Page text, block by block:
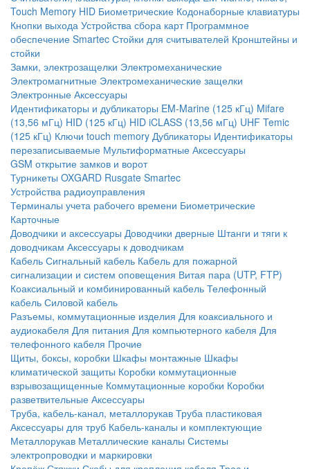
Touch Memory HID Биометрические Кодонаборные клавиатуры
Кнопки выхода Устройства сбора карт Программное
обеспечение Smartec Стойки для считывателей Кронштейны и
стойки
Замки, электрозащелки Электромеханические
Электромагнитные Электромеханические защелки
Электронные Аксессуары
Идентификаторы и дубликаторы EM-Marine (125 кГц) Mifare
(13,56 мГц) HID (125 кГц) HID iCLASS (13,56 мГц) UHF Temic
(125 кГц) Ключи touch memory Дубликаторы Идентификаторы
перезаписываемые Мультиформатные Аксессуары
GSM открытие замков и ворот
Турникеты OXGARD Rusgate Smartec
Устройства радиоуправления
Терминалы учета рабочего времени Биометрические
Карточные
Доводчики и аксессуары Доводчики дверные Штанги и тяги к
доводчикам Аксессуары к доводчикам
Кабель Сигнальный кабель Кабель для пожарной
сигнализации и систем оповещения Витая пара (UTP, FTP)
Коаксиальный и комбинированный кабель Телефонный
кабель Силовой кабель
Разъемы, коммутационные изделия Для коаксиального и
аудиокабеля Для питания Для компьютерного кабеля Для
телефонного кабеля Прочие
Щиты, боксы, коробки Шкафы монтажные Шкафы
климатической защиты Коробки коммутационные
взрывозащищенные Коммутационные коробки Коробки
разветвительные Аксессуары
Труба, кабель-канал, металлорукав Труба пластиковая
Аксессуары для труб Кабель-каналы и комплектующие
Металлорукав Металлические каналы Системы
электропроводки и маркировки